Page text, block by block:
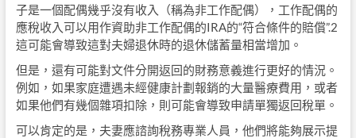
子是一個配偶幾乎沒有收入（稱為非工作配偶），工作配偶的
應稅收入可以用作資助非工作配偶的IRA的“符合條件的賠償”.2
這可能會導致這對夫婦退休時的退休儲蓄量相當增加。
但是，還有可能對文件分開返回的財務意義進行更好的情況。
例如，如果家庭遭遇未經健康計劃報銷的大量醫療費用，或者
如果他們有幾個雜項扣除，則可能會導致申請單獨返回稅單。
可以肯定的是，夫妻應諮詢稅務專業人員，他們將能夠展示提